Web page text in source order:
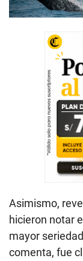
Asimismo,
hicieron notar
mayor
comenta, fue